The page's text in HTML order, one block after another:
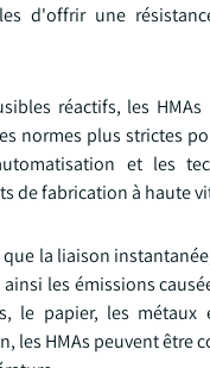
d'offrir une
réactifs, les
normes plus strictes
et les
de fabrication à haute
la liaison
les émissions
le papier, les
les HMAs peuvent